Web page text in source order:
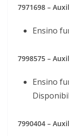
7971698 –
Ensino
7998575 –
Ensino
7990404 –